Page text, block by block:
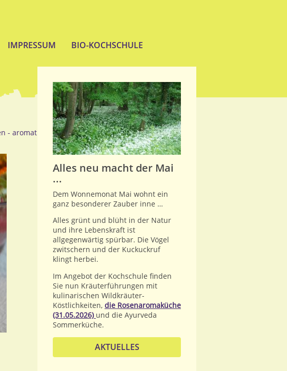
IMPRESSUM BIO-KOCHSCHULE
- aromatisch, vielfältig und vegetarisch
Alles neu macht der Mai
...
Dem Wonnemonat Mai wohnt ein
ganz besonderer Zauber inne …
Alles grünt und blüht in der Natur
und ihre Lebenskraft ist
allgegenwärtig spürbar. Die Vögel
zwitschern und der Kuckuckruf
klingt herbei.
Im Angebot der Kochschule finden
Sie nun Kräuterführungen mit
kulinarischen Wildkräuter-
Köstlichkeiten, die Rosenaromaküche
(31.05.2026) und die Ayurveda
Sommerküche.
AKTUELLES